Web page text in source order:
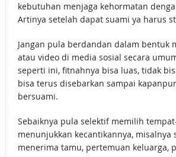
kebutuhan menjaga kehormatan
Artinya setelah dapat suami ya harus
Jangan pula berdandan dalam bentuk
atau video di media sosial secara
seperti ini, fitnahnya bisa luas, tidak
bisa terus disebarkan sampai
bersuami.
Sebaiknya pula selektif memilih
menunjukkan kecantikannya, misalnya
menerima tamu, pertemuan keluarga,